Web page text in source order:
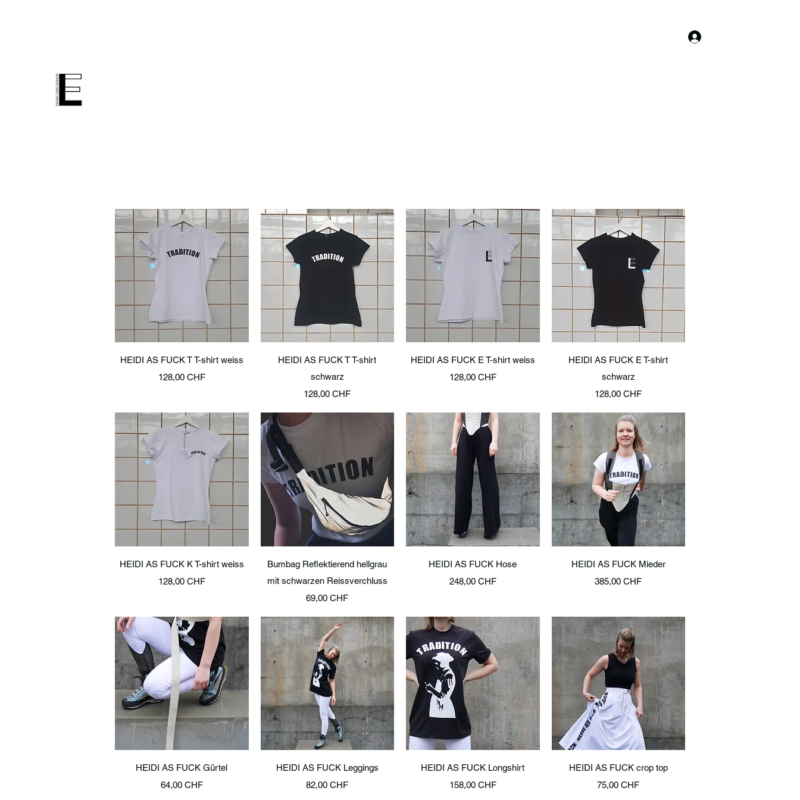
Schnellansicht
HEIDI AS FUCK T T-shirt weiss
Preis
128,00 CHF
Schnellansicht
HEIDI AS FUCK T T-shirt
schwarz
Preis
128,00 CHF
Schnellansicht
HEIDI AS FUCK E T-shirt weiss
Preis
128,00 CHF
Schnellansicht
HEIDI AS FUCK E T-shirt
schwarz
Preis
128,00 CHF
Schnellansicht
HEIDI AS FUCK K T-shirt weiss
Preis
128,00 CHF
Schnellansicht
Bumbag Reflektierend hellgrau
mit schwarzen Reissverchluss
Preis
69,00 CHF
Schnellansicht
HEIDI AS FUCK Hose
Preis
248,00 CHF
Schnellansicht
HEIDI AS FUCK Mieder
Preis
385,00 CHF
Schnellansicht
HEIDI AS FUCK Gürtel
Preis
64,00 CHF
Schnellansicht
HEIDI AS FUCK Leggings
Preis
82,00 CHF
Schnellansicht
HEIDI AS FUCK Longshirt
Preis
158,00 CHF
Schnellansicht
HEIDI AS FUCK crop top
Preis
75,00 CHF